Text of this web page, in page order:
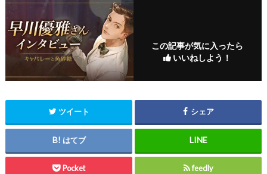
この記事が気に入ったら
いいねしよう！
ツイート シェア
はてブ
Pocket feedly